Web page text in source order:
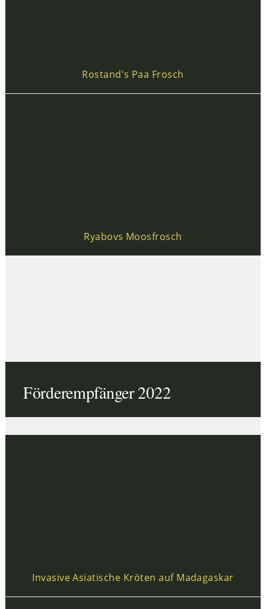
Rostand's Paa Frosch
Ryabovs Moosfrosch
Förderempfänger 2022
Invasive Asiatische Kröten auf Madagaskar